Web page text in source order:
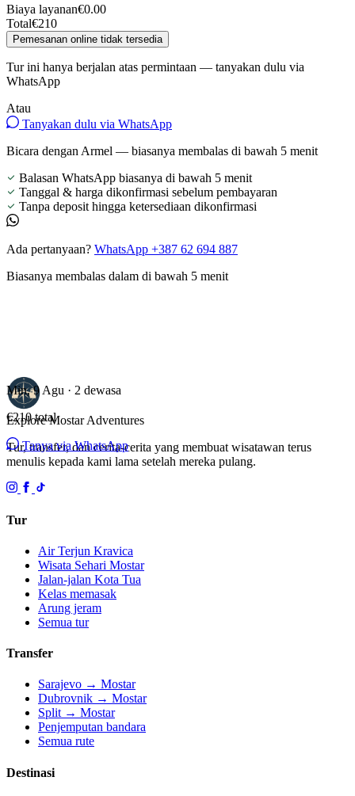
Biaya layanan€0.00
Total€210
Pemesanan online tidak tersedia
Tur ini hanya berjalan atas permintaan — tanyakan dulu via
WhatsApp
Atau
Tanyakan dulu via WhatsApp
Bicara dengan Armel — biasanya membalas di bawah 5 menit
Balasan WhatsApp biasanya di bawah 5 menit
Tanggal & harga dikonfirmasi sebelum pembayaran
Tanpa deposit hingga ketersediaan dikonfirmasi
Ada pertanyaan? WhatsApp +387 62 694 887
Biasanya membalas dalam di bawah 5 menit
Min, 9 Agu · 2 dewasa
€210 total
Tanya via WhatsApp
Explore MostarAdventures
Tur, transfer, dan cerita-cerita yang membuat wisatawan terus
menulis kepada kami lama setelah mereka pulang.
Tur
Air Terjun Kravica
Wisata Sehari Mostar
Jalan-jalan Kota Tua
Kelas memasak
Arung jeram
Semua tur
Transfer
Sarajevo → Mostar
Dubrovnik → Mostar
Split → Mostar
Penjemputan bandara
Semua rute
Destinasi